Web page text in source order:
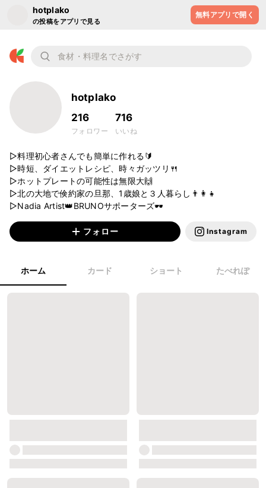
hotplako
の投稿をアプリで見る
無料アプリで開く
hotplako
216
フォロワー
716
いいね
▷料理初心者さんでも簡単に作れる🔰
▷時短、ダイエットレシピ、時々ガッツリ🍴
▷ホットプレートの可能性は無限大🙌
▷北の大地で倹約家の旦那、1歳娘と３人暮らし👨‍👩‍👧
▷Nadia Artist👑BRUNOサポーターズ🕶
フォロー Instagram
ホーム カード ショート たべれぽ